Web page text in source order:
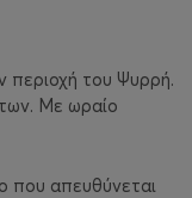
περιοχή του Ψυρρή.
Με ωραίο
που απευθύνεται